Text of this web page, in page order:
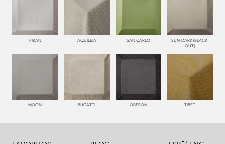
PIRAN AQUILEIA SAN CARLO
SUN-DARK (BLACK-
OUT)
MOON BUGATTI OBERON TIBET